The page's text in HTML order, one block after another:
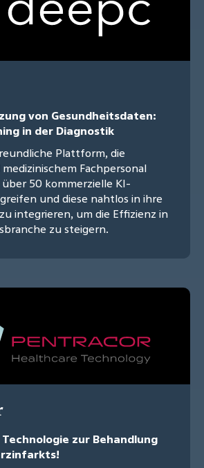
von Gesundheitsdaten:
in der Diagnostik
Plattform, die
Fachpersonal
50 kommerzielle KI-
und diese nahtlos in ihre
integrieren, um die Effizienz in
zu steigern.
zur Behandlung